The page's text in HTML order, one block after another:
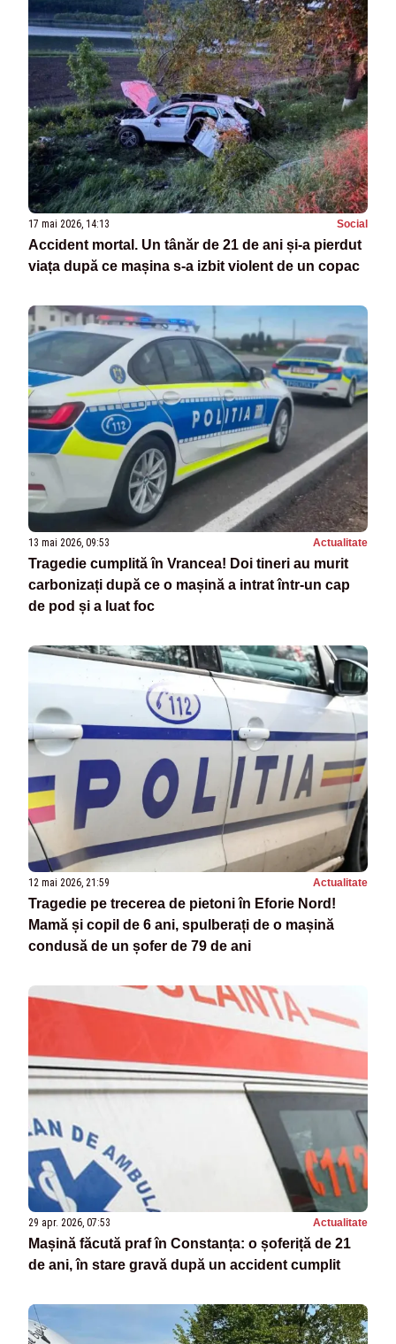
17 mai 2026, 14:13 Social
Accident mortal. Un tânăr de 21 de ani și-a pierdut
viața după ce mașina s-a izbit violent de un copac
13 mai 2026, 09:53 Actualitate
Tragedie cumplită în Vrancea! Doi tineri au murit
carbonizați după ce o mașină a intrat într-un cap
de pod și a luat foc
12 mai 2026, 21:59 Actualitate
Tragedie pe trecerea de pietoni în Eforie Nord!
Mamă și copil de 6 ani, spulberați de o mașină
condusă de un șofer de 79 de ani
29 apr. 2026, 07:53 Actualitate
Mașină făcută praf în Constanța: o șoferiță de 21
de ani, în stare gravă după un accident cumplit